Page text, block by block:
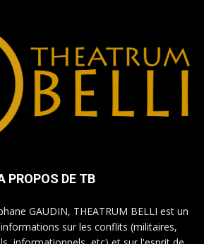
PROPOS DE TB
GAUDIN, THEATRUM BELLI est un
sur les conflits (militaires,